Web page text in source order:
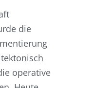
die
operative